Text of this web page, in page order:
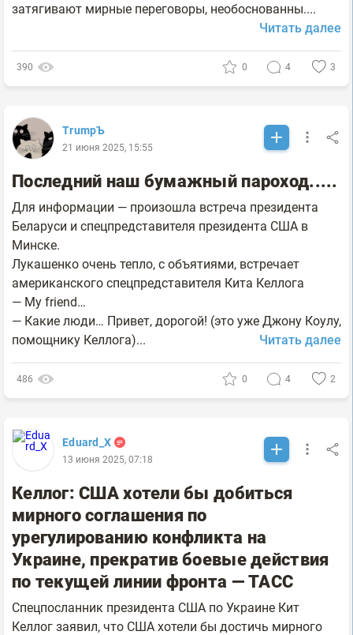
затягивают мирные переговоры, необоснованны....
Читать далее
390 0 4 3
TrumpЪ
21 июня 2025, 15:55
Последний наш бумажный пароход.....
Для информации — произошла встреча президента
Беларуси и спецпредставителя президента США в
Минске.
Лукашенко очень тепло, с объятиями, встречает
американского спецпредставителя Кита Келлога
— My friend…
— Какие люди… Привет, дорогой! (это уже Джону Коулу,
помощнику Келлога)...
Читать далее
486 0 4 2
Eduard_X
13 июня 2025, 07:18
Келлог: США хотели бы добиться
мирного соглашения по
урегулированию конфликта на
Украине, прекратив боевые действия
по текущей линии фронта — ТАСС
Спецпосланник президента США по Украине Кит
Келлог заявил, что США хотели бы достичь мирного